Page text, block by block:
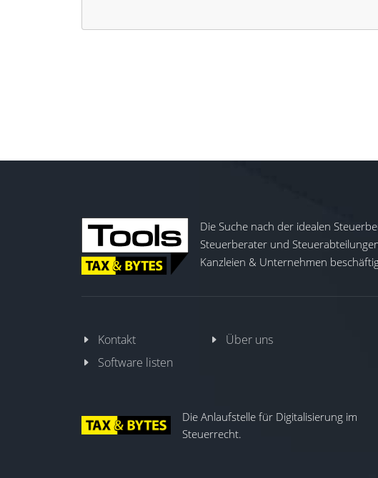
Die Suche nach der idealen
Steuerberater und
Kanzleien & Unternehmen
Kontakt
Über uns
Software listen
Die Anlaufstelle für Digitalisierung im
Steuerrecht.